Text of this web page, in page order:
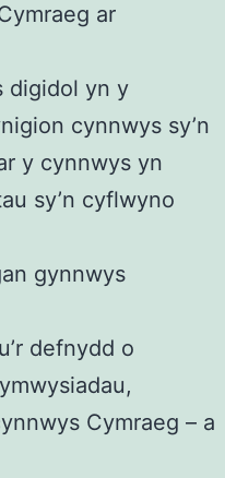
ar
digidol yn y
cynnwys sy’n
y cynnwys yn
sy’n cyflwyno
gynnwys
defnydd o
Cymraeg – a